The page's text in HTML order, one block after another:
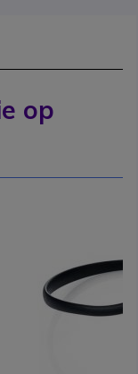
op